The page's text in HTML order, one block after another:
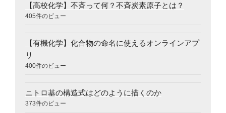
【高校化学】不斉って何？不斉炭素原子とは？
405件のビュー
【有機化学】化合物の命名に使えるオンラインアプ
リ
400件のビュー
ニトロ基の構造式はどのように描くのか
373件のビュー